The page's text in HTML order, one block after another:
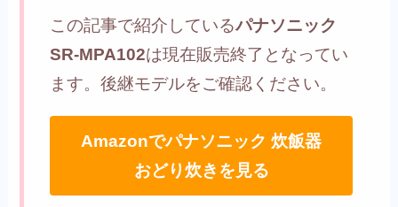
この記事で紹介しているパナソニック
SR-MPA102は現在販売終了となってい
ます。後継モデルをご確認ください。
Amazonでパナソニック 炊飯器
おどり炊きを見る